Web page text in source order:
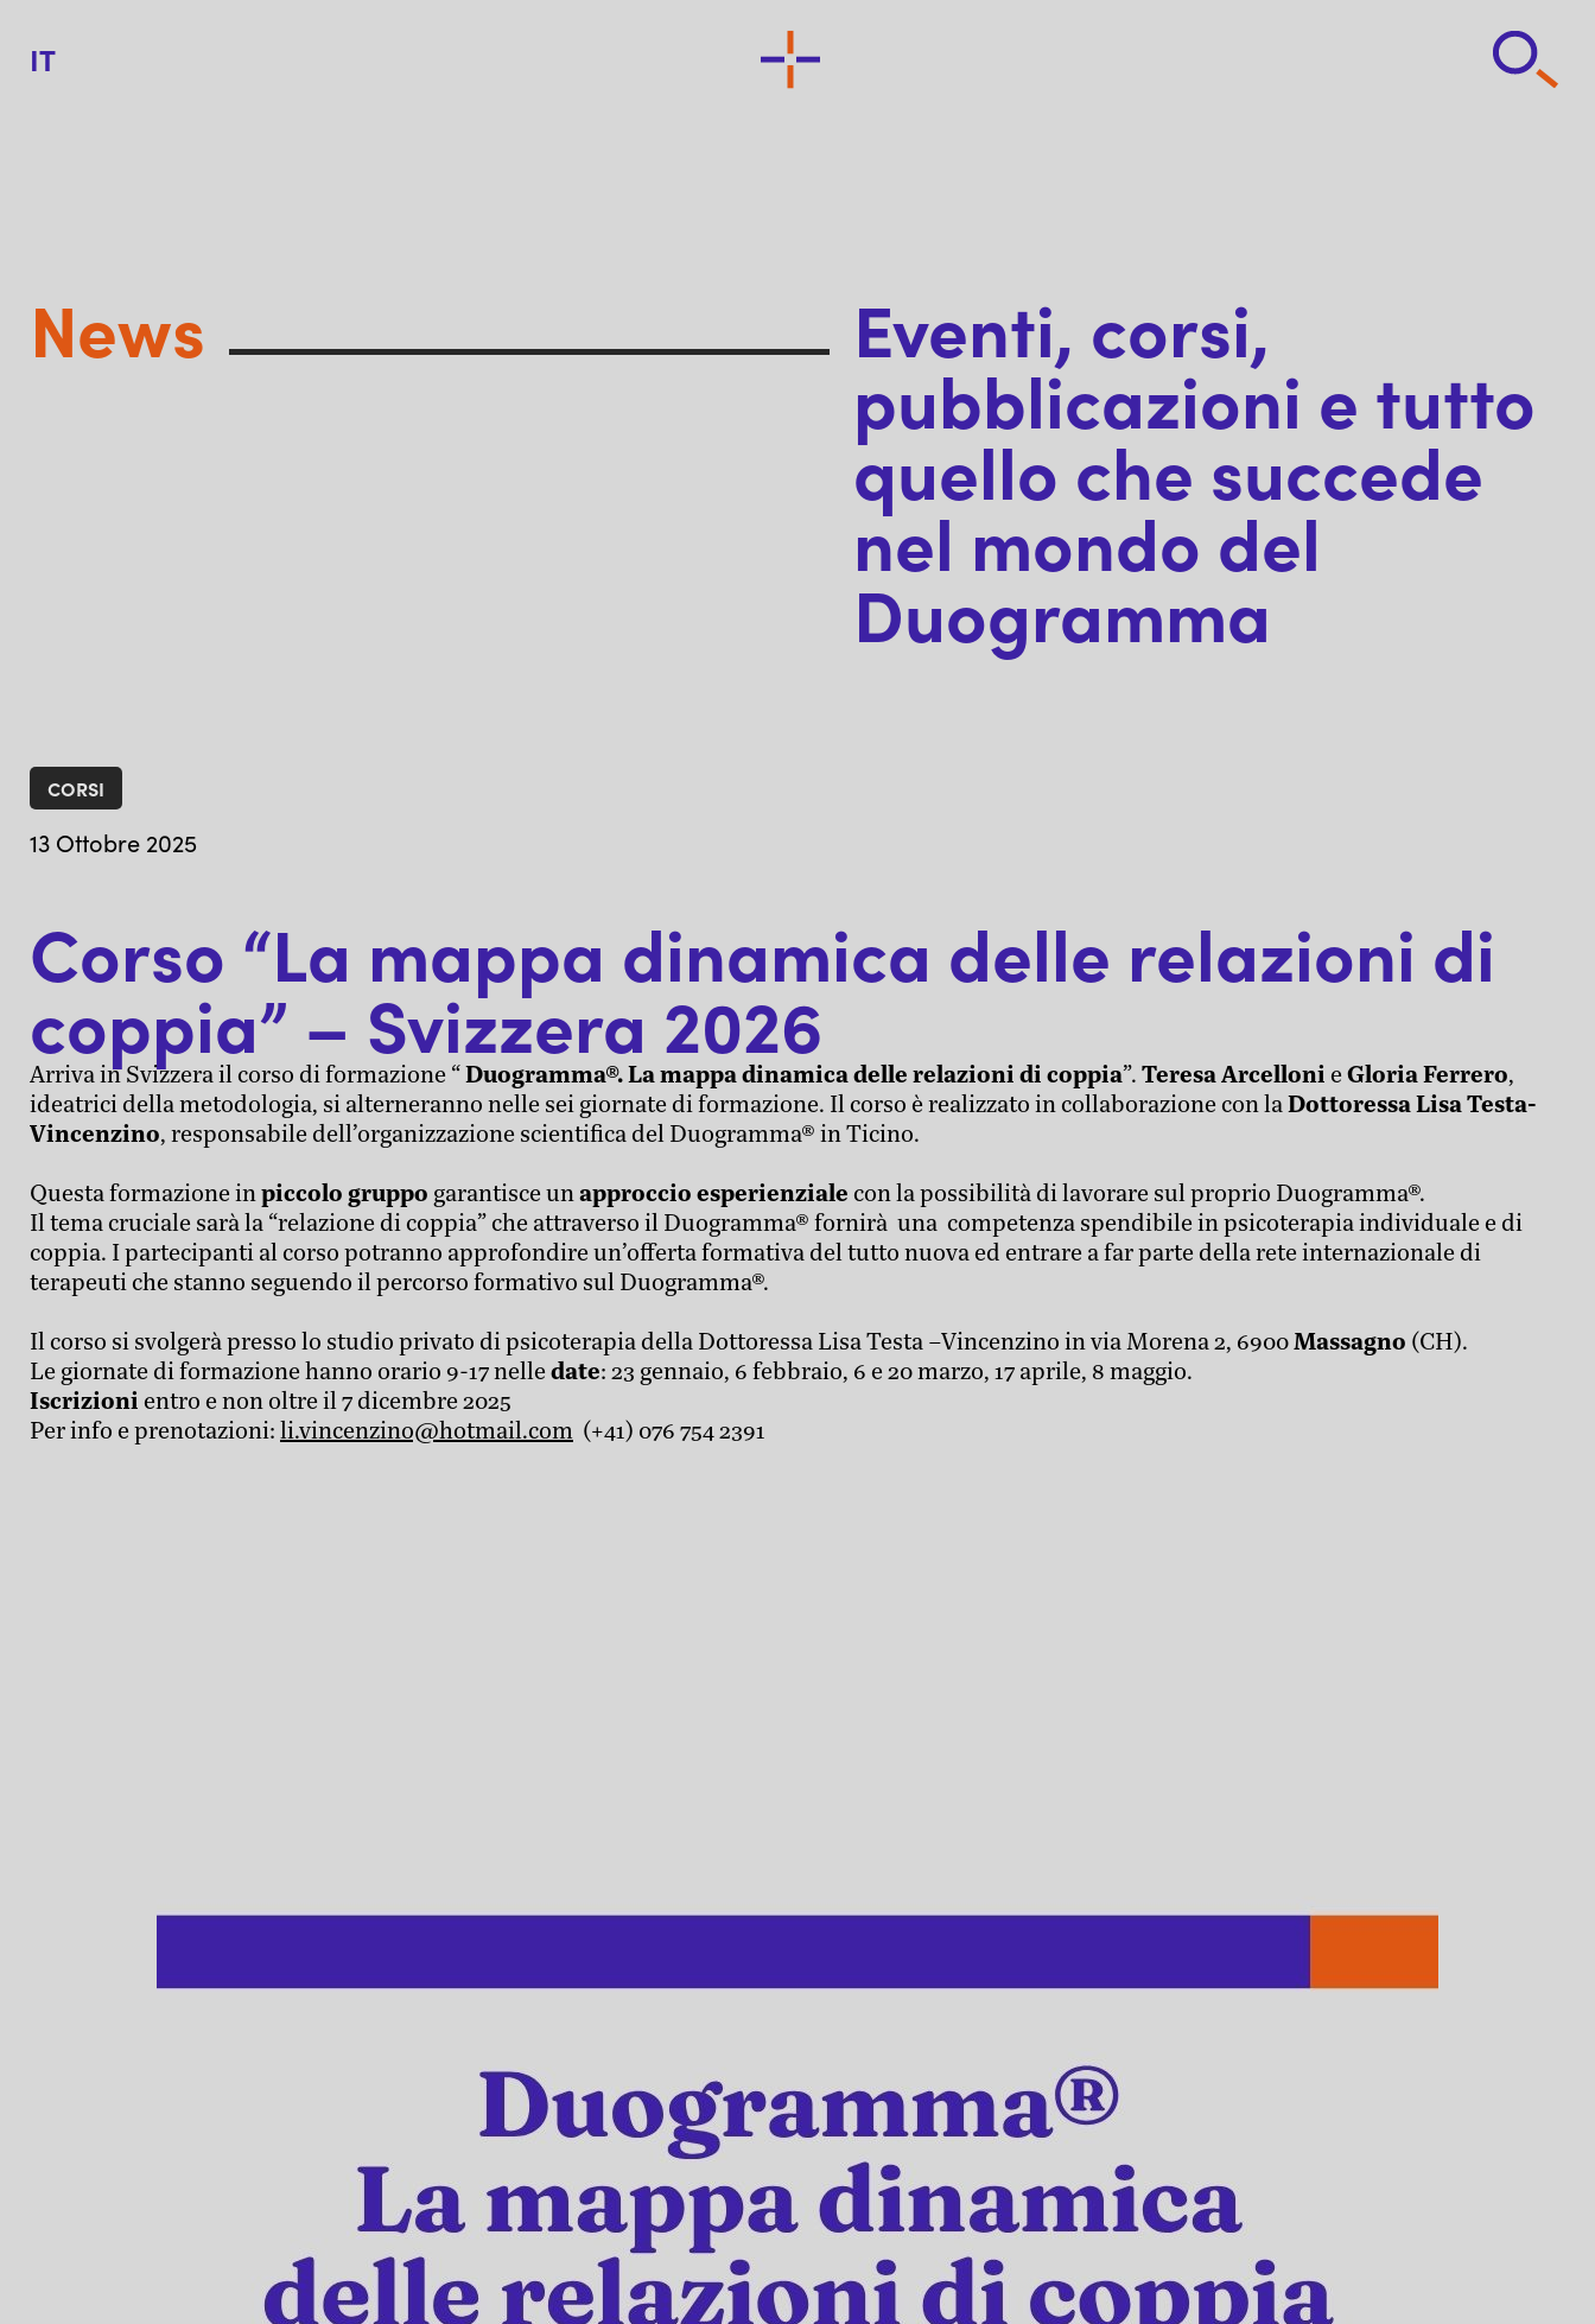
IT
News Eventi, corsi,
pubblicazioni e tutto
quello che succede
nel mondo del
Duogramma
CORSI
13 Ottobre 2025
Corso “La mappa dinamica delle relazioni di
coppia” – Svizzera 2026
Arriva in Svizzera il corso di formazione “Duogramma®. La mappa dinamica delle relazioni di coppia”. Teresa Arcelloni eGloria Ferrero,
ideatrici della metodologia, si alterneranno nelle sei giornate di formazione. Il corso è realizzato in collaborazione con laDottoressa Lisa Testa-
Vincenzino, responsabile dell’organizzazione scientifica del Duogramma® in Ticino.
Questa formazione inpiccolo gruppo garantisce unapproccio esperienziale con la possibilità di lavorare sul proprio Duogramma®.
Il tema cruciale sarà la “relazione di coppia” che attraverso il Duogramma® fornirà una competenza spendibile in psicoterapia individuale e di
coppia. I partecipanti al corso potranno approfondire un’offerta formativa del tutto nuova ed entrare a far parte della rete internazionale di
terapeuti che stanno seguendo il percorso formativo sul Duogramma®.
Il corso si svolgerà presso lo studio privato di psicoterapia della Dottoressa Lisa Testa –Vincenzino in via Morena 2, 6900Massagno (CH).
Le giornate di formazione hanno orario 9-17 nelledate: 23 gennaio, 6 febbraio, 6 e 20 marzo, 17 aprile, 8 maggio.
Iscrizioni entro e non oltre il 7 dicembre 2025
Per info e prenotazioni: li.vincenzino@hotmail.com (+41) 076 754 2391